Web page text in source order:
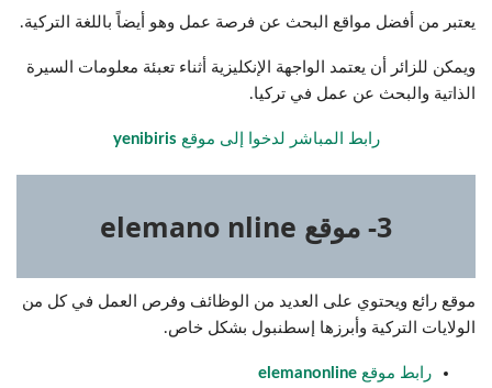
يعتبر من أفضل مواقع البحث عن فرصة عمل وهو أيضاً باللغة التركية.
ويمكن للزائر أن يعتمد الواجهة الإنكليزية أثناء تعبئة معلومات السيرة
الذاتية والبحث عن عمل في تركيا.
رابط المباشر لدخوا إلى موقع yenibiris
3- موقع elemano nline
موقع رائع ويحتوي على العديد من الوظائف وفرص العمل في كل من
الولايات التركية وأبرزها إسطنبول بشكل خاص.
رابط موقع elemanonline